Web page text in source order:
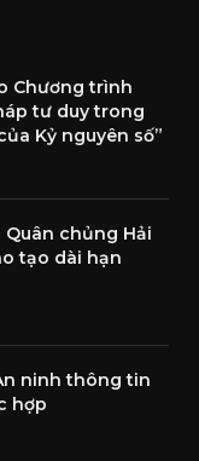
Chương trình
tư duy trong
Kỷ nguyên số”
Quân chủng Hải
tạo dài hạn
ninh thông tin
hợp